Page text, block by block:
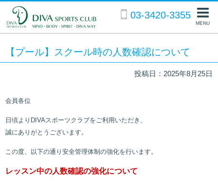
03-3420-3355
MENU
【プール】スクール時の人数確認について
投稿日：2025年8月25日
会員各位
日頃より DIVAスポーツクラブをご利用いただき、
誠にありがとうございます。
この度、以下の通り安全管理体制の強化を行います。
レッスン中の人数確認の強化について